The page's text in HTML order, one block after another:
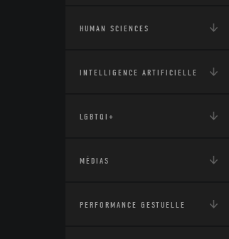
HUMAN SCIENCES
INTELLIGENCE ARTIFICIELLE
LGBTQI+
MÉDIAS
PERFORMANCE GESTUELLE